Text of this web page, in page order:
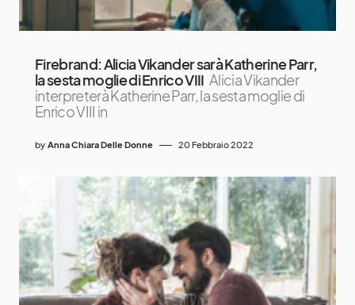
Firebrand: Alicia Vikander sarà Katherine Parr,
la sesta moglie di Enrico VIII Alicia Vikander
interpreterà Katherine Parr, la sesta moglie di
Enrico VIII in
by Anna Chiara Delle Donne 20 Febbraio 2022